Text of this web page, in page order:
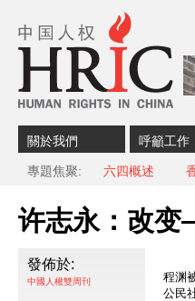
關於我們 呼籲工作
專題焦聚 六四概述
许志永：改
發佈於:
中國人權雙周刊
程渊
公民